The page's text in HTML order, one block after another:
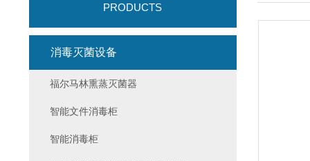
PRODUCTS
消毒灭菌设备
福尔马林熏蒸灭菌器
智能文件消毒柜
智能消毒柜